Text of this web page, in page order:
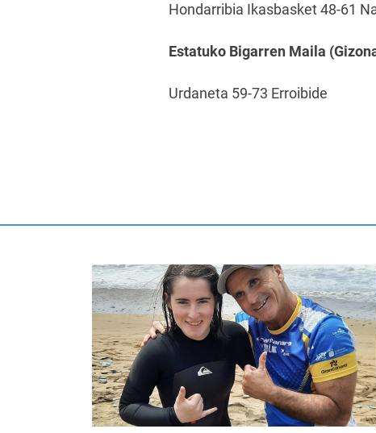
Hondarribia Ikasbasket 48-61
Estatuko Bigarren Maila
Urdaneta 59-73 Erroibide